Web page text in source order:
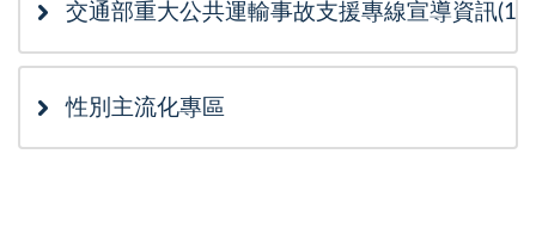
交通部重大公共運輸事故支援專線宣導資訊
性別主流化專區